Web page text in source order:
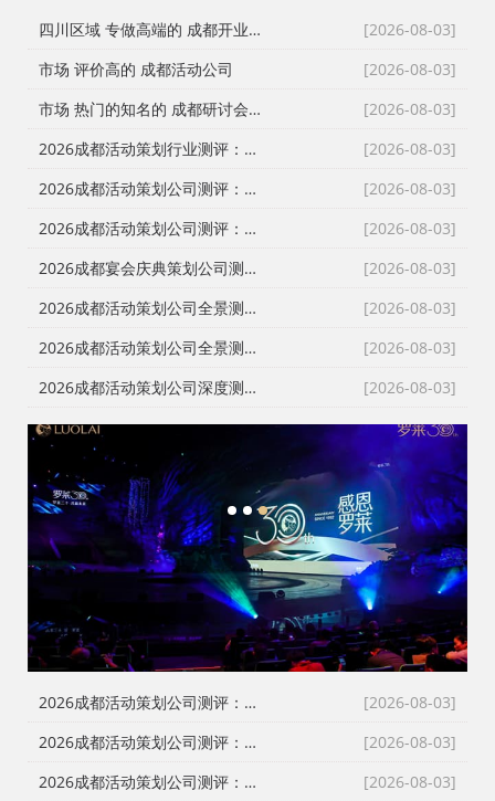
[2026-08-03]
四川区域 专做高端的 成都开业仪式策划
[2026-08-03]
市场 评价高的 成都活动公司
[2026-08-03]
市场 热门的知名的 成都研讨会策划公司
[2026-08-03]
2026成都活动策划行业测评：从舞台搭建到演艺执行，谁是川内政企首选？
[2026-08-03]
2026成都活动策划公司测评：从发布会到展厅搭建，本土自营服务商为何成政企首选？
[2026-08-03]
2026成都活动策划公司测评：从舞台搭建到全案执行，政企采购如何避坑选对服务商？
[2026-08-03]
2026成都宴会庆典策划公司测评：一站式落地哪家强？本土自营成政企采购首选
[2026-08-03]
2026成都活动策划公司全景测评：从报价透明到落地交付，谁是川内政企首选？
[2026-08-03]
2026成都活动策划公司全景测评：破解报价迷雾，政企采购的理性选择指南
[2026-08-03]
2026成都活动策划公司深度测评：告别转包乱象，本土自营服务商成政企采购首选
1 2 3
[2026-08-03]
2026成都活动策划公司测评：告别低价乱象，本土自营服务商如何破局？
[2026-08-03]
2026成都活动策划公司测评：告别转包与隐形消费，本土自营如何重塑行业标杆
[2026-08-03]
2026成都活动策划公司测评：破解行业乱象，本土优质服务商深度盘点